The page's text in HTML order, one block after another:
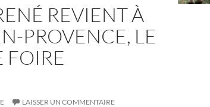
REVIENT À
PROVENCE, LE
FOIRE
LAISSER UN COMMENTAIRE